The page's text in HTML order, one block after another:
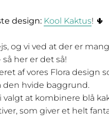
design: Kool Kaktus! 🌵
og vi ved at der er
her er det så!
af vores Flora design
hvide baggrund.
valgt at kombinere blå
som giver et helt